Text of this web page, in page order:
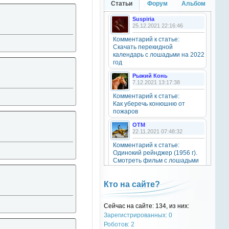
20 октября 2025
OTM
6 сентября 2025
Grey-Rattto
Grey-Rattto
2 сентября 2025
Все ещё в деле
Grey-Rattto
2 сентября 2025
Приветствую товарищи! Привет
ОТМ!
17 ноября 2024
oper202, нет такого номера в
телеге
oper202
Статьи Форум Альбом
Suspiria
25.12.2021 22:16:46
Комментарий к статье:
Скачать перекидной
календарь с лошадьми на 2022
год
Рыжий Конь
7.12.2021 13:17:38
Комментарий к статье:
Как уберечь конюшню от
пожаров
OTM
22.11.2021 07:48:32
Комментарий к статье:
Одинокий рейнджер (1956 г).
Смотреть фильм с лошадьми
Natali
28.09.2021 15:30:39
Комментарий к статье:
Тест «Масти и отметины»
OTM
Кто на сайте?
Сейчас на сайте: 134, из них:
Зарегистрированных: 0
Роботов: 2